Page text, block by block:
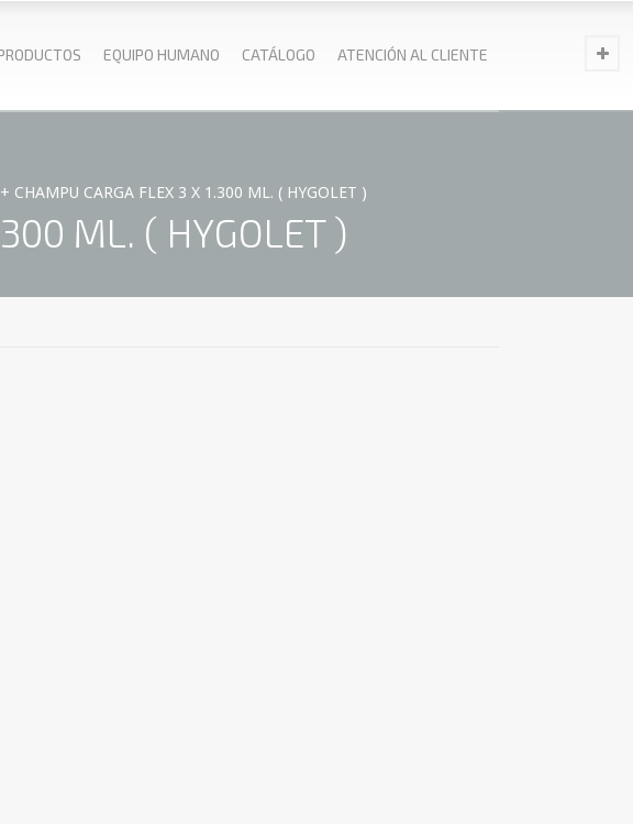
EQUIPO HUMANO CATÁLOGO ATENCIÓN AL CLIENTE
CHAMPU CARGA FLEX 3 X 1.300 ML. ( HYGOLET )
ML. ( HYGOLET )